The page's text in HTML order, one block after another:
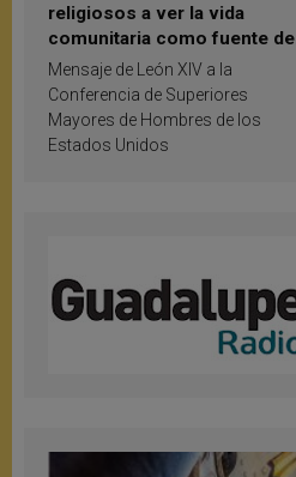
religiosos a ver la vida
comunitaria como fuente de
inspiración y santificación
Mensaje de León XIV a la
Conferencia de Superiores
Mayores de Hombres de los
Estados Unidos